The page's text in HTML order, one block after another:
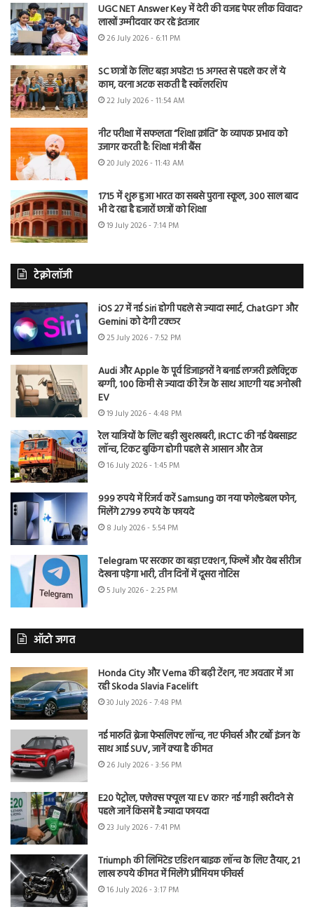
UGC NET Answer Key में देरी की वजह पेपर लीक विवाद?
लाखों उम्मीदवार कर रहे इंतजार
26 July 2026 - 6:11 PM
SC छात्रों के लिए बड़ा अपडेट! 15 अगस्त से पहले कर लें ये
काम, वरना अटक सकती है स्कॉलरशिप
22 July 2026 - 11:54 AM
नीट परीक्षा में सफलता “शिक्षा क्रांति” के व्यापक प्रभाव को
उजागर करती है: शिक्षा मंत्री बैंस
20 July 2026 - 11:43 AM
1715 में शुरू हुआ भारत का सबसे पुराना स्कूल, 300 साल बाद
भी दे रहा है हजारों छात्रों को शिक्षा
19 July 2026 - 7:14 PM
टेक्नोलॉजी
iOS 27 में नई Siri होगी पहले से ज्यादा स्मार्ट, ChatGPT और
Gemini को देगी टक्कर
25 July 2026 - 7:52 PM
Audi और Apple के पूर्व डिजाइनरों ने बनाई लग्जरी इलेक्ट्रिक
बग्गी, 100 किमी से ज्यादा की रेंज के साथ आएगी यह अनोखी
EV
19 July 2026 - 4:48 PM
रेल यात्रियों के लिए बड़ी खुशखबरी, IRCTC की नई वेबसाइट
लॉन्च, टिकट बुकिंग होगी पहले से आसान और तेज
16 July 2026 - 1:45 PM
999 रुपये में रिजर्व करें Samsung का नया फोल्डेबल फोन,
मिलेंगे 2799 रुपये के फायदे
8 July 2026 - 5:54 PM
Telegram पर सरकार का बड़ा एक्शन, फिल्में और वेब सीरीज
देखना पड़ेगा भारी, तीन दिनों में दूसरा नोटिस
5 July 2026 - 2:25 PM
ऑटो जगत
Honda City और Verna की बढ़ी टेंशन, नए अवतार में आ
रही Skoda Slavia Facelift
30 July 2026 - 7:48 PM
नई मारुति ब्रेजा फेसलिफ्ट लॉन्च, नए फीचर्स और टर्बो इंजन के
साथ आई SUV, जानें क्या है कीमत
26 July 2026 - 3:56 PM
E20 पेट्रोल, फ्लेक्स फ्यूल या EV कार? नई गाड़ी खरीदने से
पहले जानें किसमें है ज्यादा फायदा
23 July 2026 - 7:41 PM
Triumph की लिमिटेड एडिशन बाइक लॉन्च के लिए तैयार, 21
लाख रुपये कीमत में मिलेंगे प्रीमियम फीचर्स
16 July 2026 - 3:17 PM